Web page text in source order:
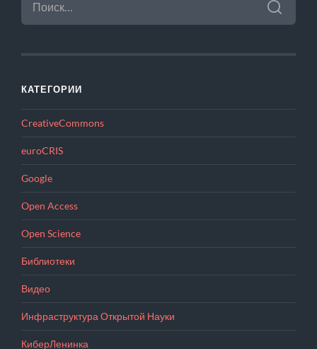
КАТЕГОРИИ
CreativeCommons
euroCRIS
Google
Open Access
Open Science
Библиотеки
Видео
Инфраструктура Открытой Науки
КиберЛенинка